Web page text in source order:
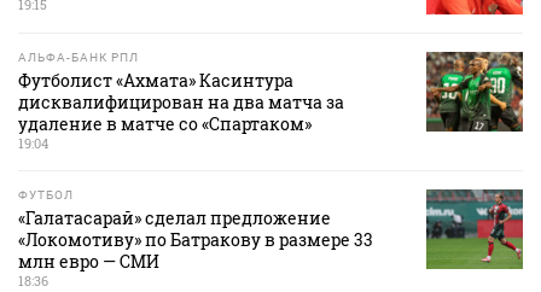
19:15
АЛЬФА-БАНК РПЛ
Футболист «Ахмата» Касинтура
дисквалифицирован на два матча за
удаление в матче со «Спартаком»
19:04
ФУТБОЛ
«Галатасарай» сделал предложение
«Локомотиву» по Батракову в размере 33
млн евро — СМИ
18:36